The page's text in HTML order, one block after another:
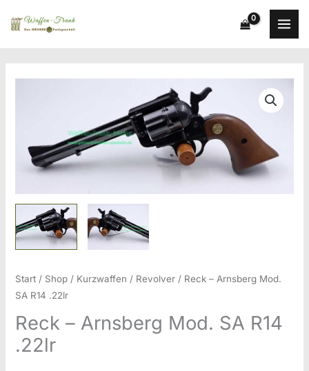
Inhalt
Start / Shop / Kurzwaffen / Revolver / Reck – Arnsberg Mod.
SA R14 .22lr
Reck – Arnsberg Mod. SA R14
.22lr